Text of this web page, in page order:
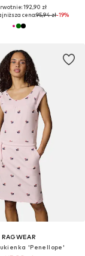
192,90 zł
cena:95,94 zł-19%
RAGWEAR
'Penellope'